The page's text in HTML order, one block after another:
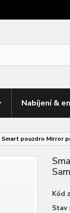
Nabíjení &
Smart pouzdro Mirror
Kód
Stav